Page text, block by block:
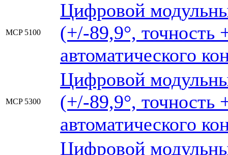
MCP 5100
Цифровой
(+/-89,9°, точность
автоматического
MCP 5300
Цифровой
(+/-89,9°, точность
автоматического
Цифровой